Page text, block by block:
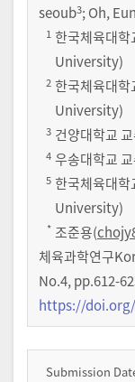
seoub3; Oh,
1 한국체육
University)
2 한국체육대
University)
3 건양대학교
4 우송대학교
5 한국체육
University)
* 조준용(
체육과학연구
No.4,pp.612-
https://doi.org/
Submission